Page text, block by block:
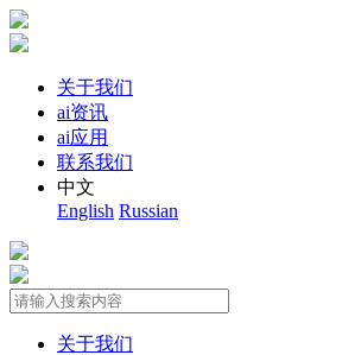
关于我们
ai资讯
ai应用
联系我们
中文
English Russian
关于我们